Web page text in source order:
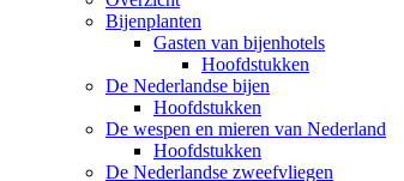
Bijenplanten
Gasten van bijenhotels
Hoofdstukken
De Nederlandse bijen
Hoofdstukken
De wespen en mieren van Nederland
Hoofdstukken
De Nederlandse zweefvliegen